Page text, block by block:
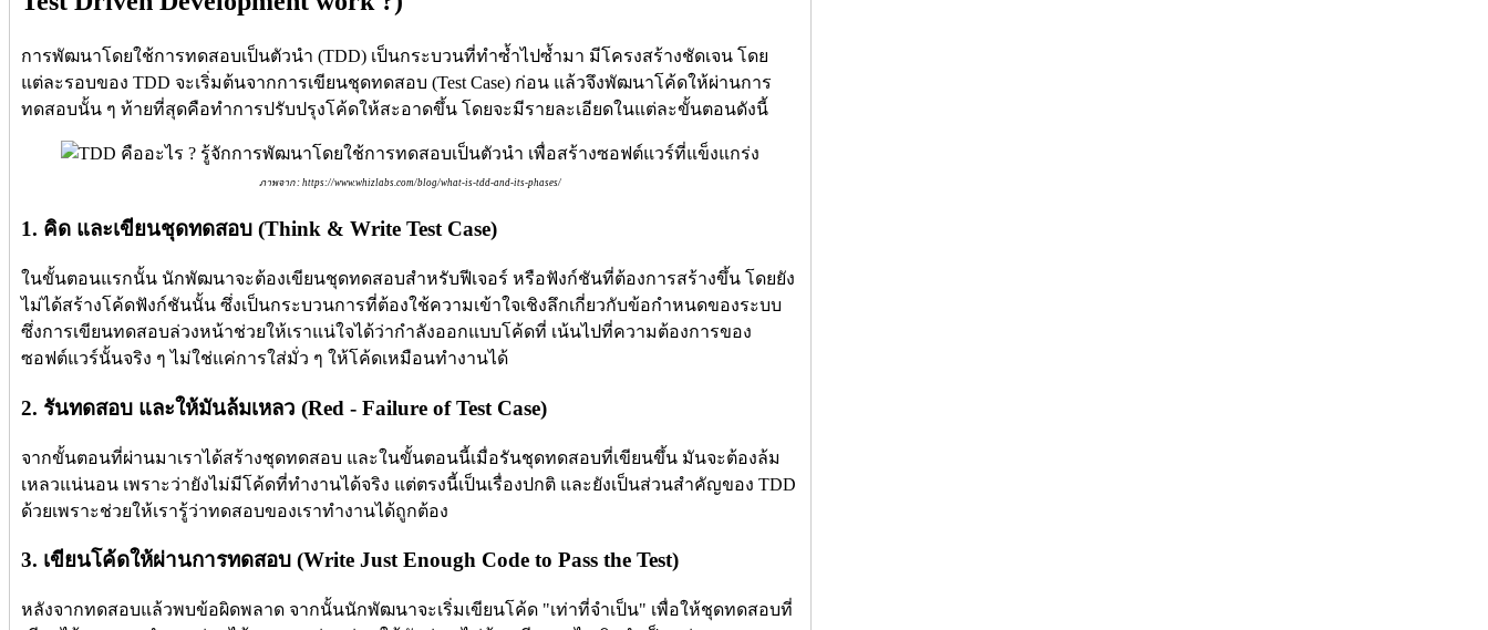
การพัฒนาโดยใช้การทดสอบเป็นตัวนำ (TDD) เป็นกระบวนที่ทำซ้ำไปซ้ำมา มีโครงสร้างชัดเจน โดย
แต่ละรอบของ TDD จะเริ่มต้นจากการเขียนชุดทดสอบ (Test Case) ก่อน แล้วจึงพัฒนาโค้ดให้ผ่านการ
ทดสอบนั้น ๆ ท้ายที่สุดคือทำการปรับปรุงโค้ดให้สะอาดขึ้น โดยจะมีรายละเอียดในแต่ละขั้นตอนดังนี้
ภาพจาก : https://www.whizlabs.com/blog/what-is-tdd-and-its-phases/
1. คิด และเขียนชุดทดสอบ (Think & Write Test Case)
ในขั้นตอนแรกนั้น นักพัฒนาจะต้องเขียนชุดทดสอบสำหรับฟีเจอร์ หรือฟังก์ชันที่ต้องการสร้างขึ้น โดยยัง
ไม่ได้สร้างโค้ดฟังก์ชันนั้น ซึ่งเป็นกระบวนการที่ต้องใช้ความเข้าใจเชิงลึกเกี่ยวกับข้อกำหนดของระบบ
ซึ่งการเขียนทดสอบล่วงหน้าช่วยให้เราแน่ใจได้ว่ากำลังออกแบบโค้ดที่ เน้นไปที่ความต้องการของ
ซอฟต์แวร์นั้นจริง ๆ ไม่ใช่แค่การใส่มั่ว ๆ ให้โค้ดเหมือนทำงานได้
2. รันทดสอบ และให้มันล้มเหลว (Red - Failure of Test Case)
จากขั้นตอนที่ผ่านมาเราได้สร้างชุดทดสอบ และในขั้นตอนนี้เมื่อรันชุดทดสอบที่เขียนขึ้น มันจะต้องล้ม
เหลวแน่นอน เพราะว่ายังไม่มีโค้ดที่ทำงานได้จริง แต่ตรงนี้เป็นเรื่องปกติ และยังเป็นส่วนสำคัญของ TDD
ด้วยเพราะช่วยให้เรารู้ว่าทดสอบของเราทำงานได้ถูกต้อง
3. เขียนโค้ดให้ผ่านการทดสอบ (Write Just Enough Code to Pass the Test)
หลังจากทดสอบแล้วพบข้อผิดพลาด จากนั้นนักพัฒนาจะเริ่มเขียนโค้ด "เท่าที่จำเป็น" เพื่อให้ชุดทดสอบที่